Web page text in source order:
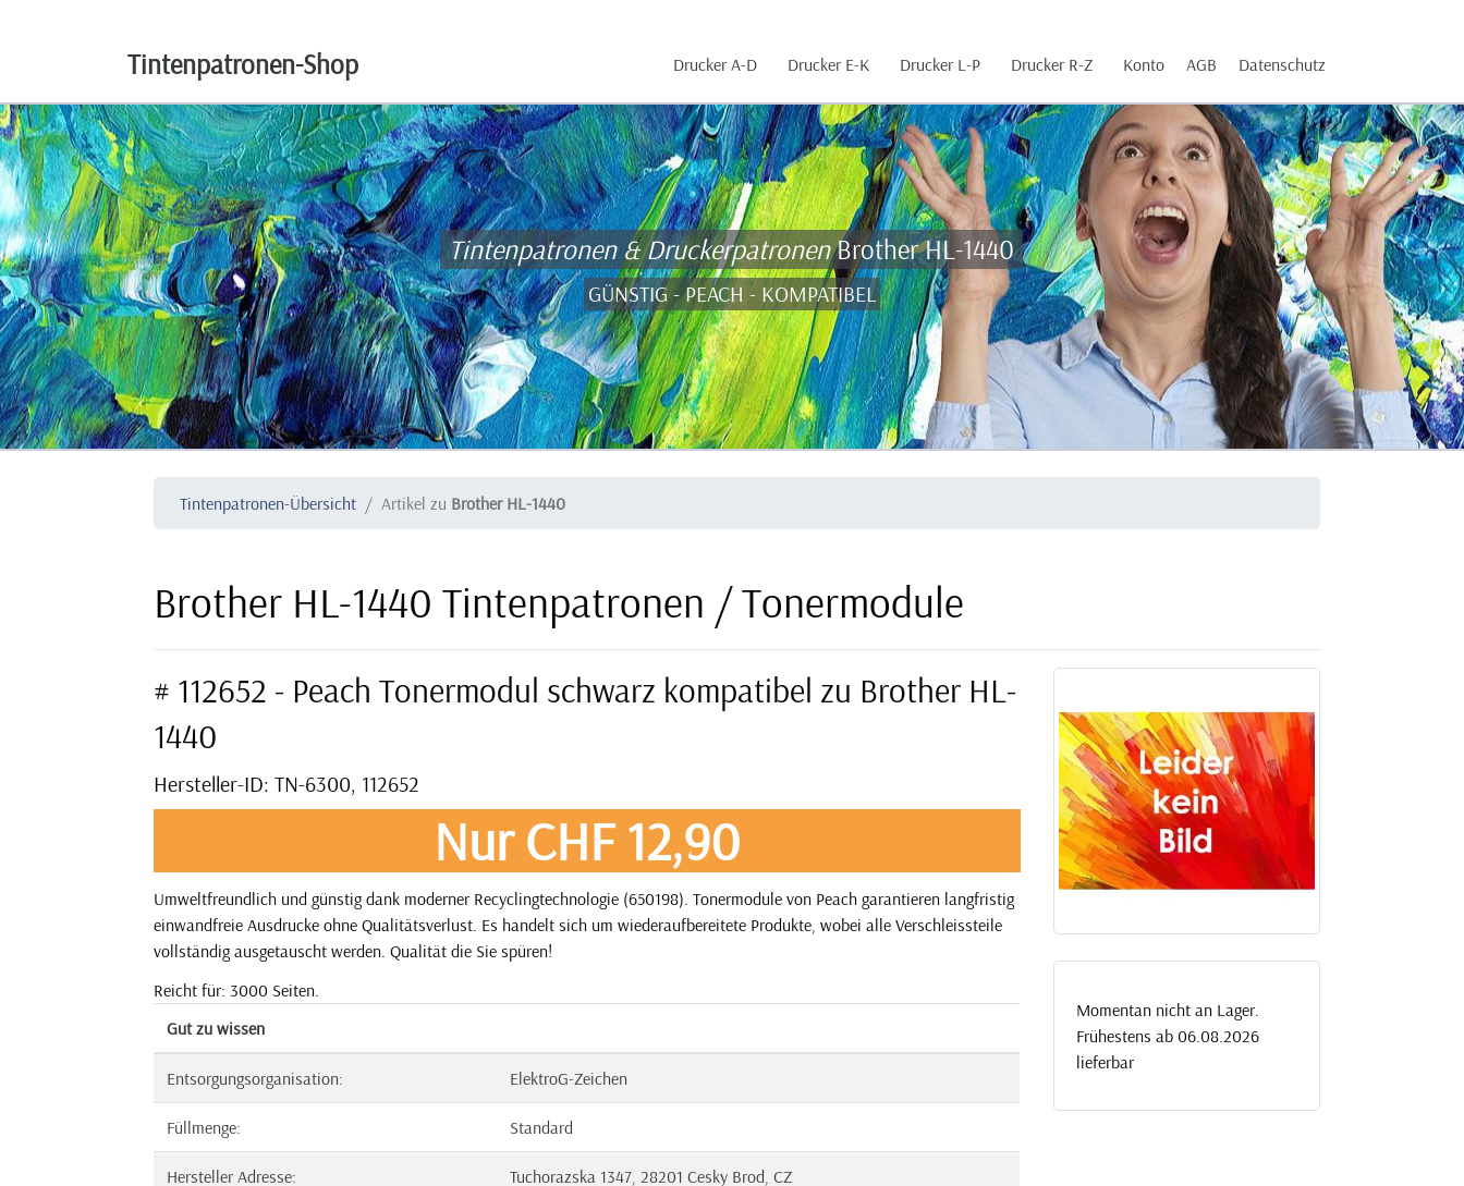
Tintenpatronen-Shop Drucker A-D Drucker E-K Drucker L-P Drucker R-Z Konto AGB Datenschutz
Tintenpatronen & DruckerpatronenBrother HL-1440
GÜNSTIG - PEACH - KOMPATIBEL
Tintenpatronen-Übersicht Artikel zu Brother HL-1440
Brother HL-1440 Tintenpatronen / Tonermodule
# 112652 - Peach Tonermodul schwarz kompatibel zu Brother HL-
1440
Hersteller-ID: TN-6300, 112652
Nur CHF 12,90
Umweltfreundlich und günstig dank moderner Recyclingtechnologie (650198). Tonermodule von Peach garantieren langfristig
einwandfreie Ausdrucke ohne Qualitätsverlust. Es handelt sich um wiederaufbereitete Produkte, wobei alle Verschleissteile
vollständig ausgetauscht werden. Qualität die Sie spüren!
Reicht für: 3000 Seiten.
Gut zu wissen
Entsorgungsorganisation: ElektroG-Zeichen
Füllmenge: Standard
Hersteller Adresse: Tuchorazska 1347, 28201 Cesky Brod, CZ
Momentan nicht an Lager.
Frühestens ab 06.08.2026
lieferbar